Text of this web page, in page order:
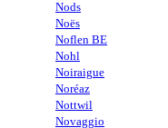
Nods
Noës
Noflen BE
Nohl
Noiraigue
Noréaz
Nottwil
Novaggio